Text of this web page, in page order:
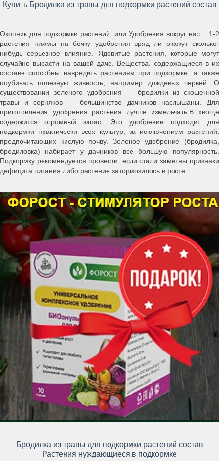
Купить Бродилка из травы для подкормки растений состав
Окопник для подкормки растений, или Удобрения вокруг нас. : 1-2
растения пижмы на бочку удобрения вряд ли окажут сколько-
нибудь серьезное влияние. Ядовитые растения, которые могут
случайно вырасти на вашей даче. Вещества, содержащиеся в их
составе способны навредить растениям при подкормке, а также
поубивать полезную живность, например дождевых червей. О
существовании зеленого удобрения — бродилки из скошенной
травы и сорняков — большинство дачников наслышаны. Для
приготовления удобрения растения лучше измельчать.В хвоще
содержится огромный запас. Это удобрение подходит для
подкормки практически всех культур, за исключением растений,
предпочитающих кислую почву. Зеленое удобрение (бродилка,
бродиловка) набирает у дачников все большую популярность.
Подкормку рекомендуется провести, если стали заметны признаки
дефицита питания либо растение затормозилось в росте.
Бродилка из травы для подкормки растений состав
Растения нуждающиеся в подкормке